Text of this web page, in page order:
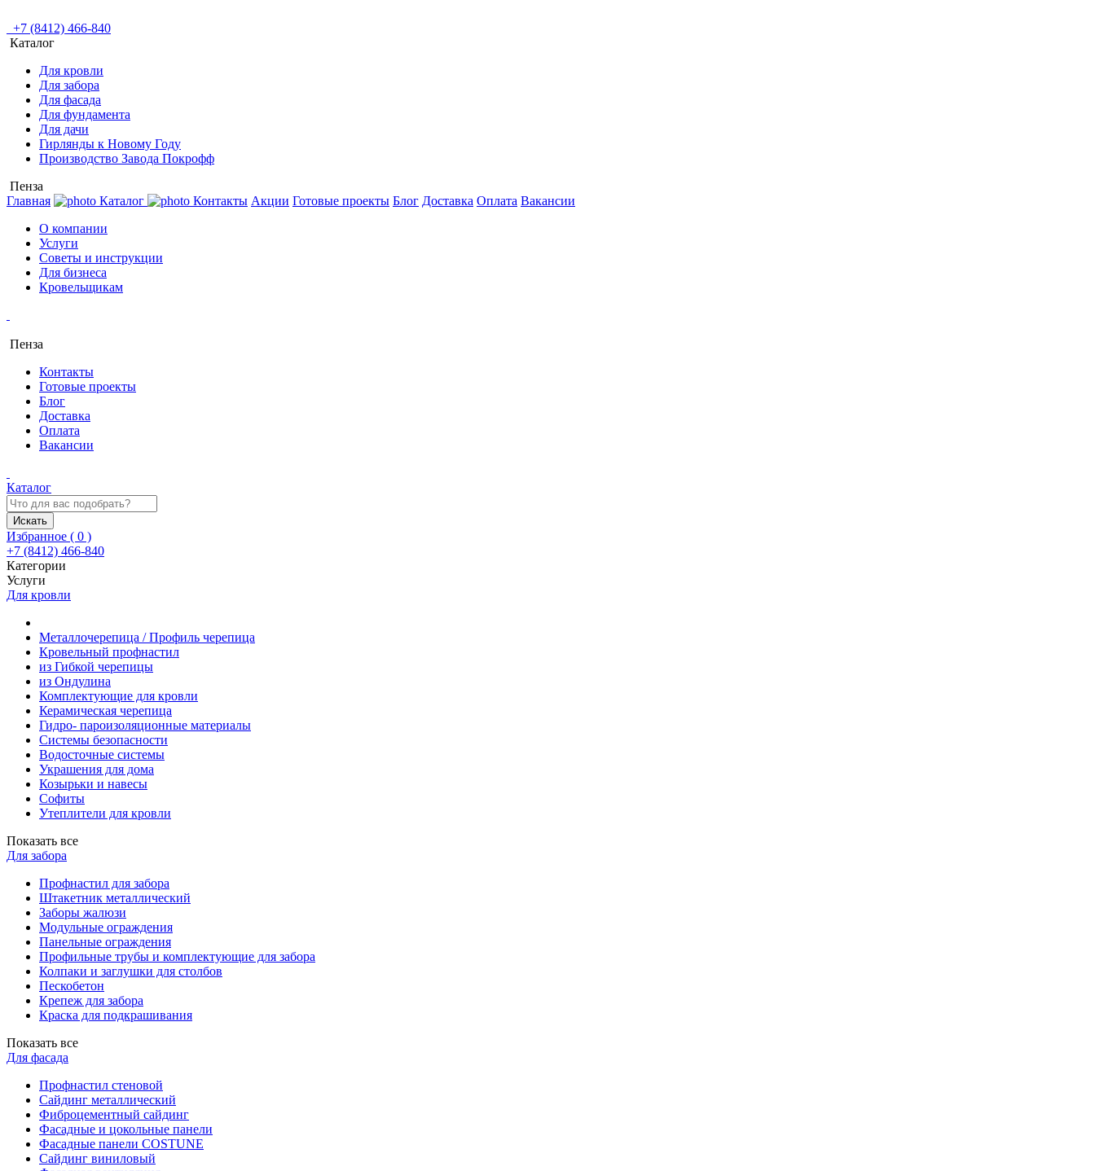
+7 (8412) 466-840
Каталог
Для кровли
Для забора
Для фасада
Для фундамента
Для дачи
Гирлянды к Новому Году
Производство Завода Покрофф
Пенза
Главная
Каталог Контакты Акции Готовые проекты Блог Доставка Оплата Вакансии
О компании
Услуги
Советы и инструкции
Для бизнеса
Кровельщикам
Пенза
Контакты
Готовые проекты
Блог
Доставка
Оплата
Вакансии
Каталог
Искать
Избранное ( 0 )
+7 (8412) 466-840
Категории
Услуги
Для кровли
Металлочерепица / Профиль черепица
Кровельный профнастил
из Гибкой черепицы
из Ондулина
Комплектующие для кровли
Керамическая черепица
Гидро- пароизоляционные материалы
Системы безопасности
Водосточные системы
Украшения для дома
Козырьки и навесы
Софиты
Утеплители для кровли
Показать все
Для забора
Профнастил для забора
Штакетник металлический
Заборы жалюзи
Модульные ограждения
Панельные ограждения
Профильные трубы и комплектующие для забора
Колпаки и заглушки для столбов
Пескобетон
Крепеж для забора
Краска для подкрашивания
Показать все
Для фасада
Профнастил стеновой
Сайдинг металлический
Фиброцементный сайдинг
Фасадные и цокольные панели
Фасадные панели COSTUNE
Сайдинг виниловый